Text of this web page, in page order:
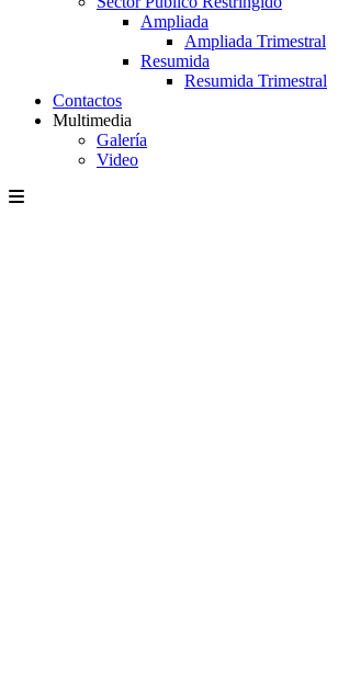
Ampliada
Ampliada Trimestral
Resumida
Resumida Trimestral
Contactos
Multimedia
Galería
Video